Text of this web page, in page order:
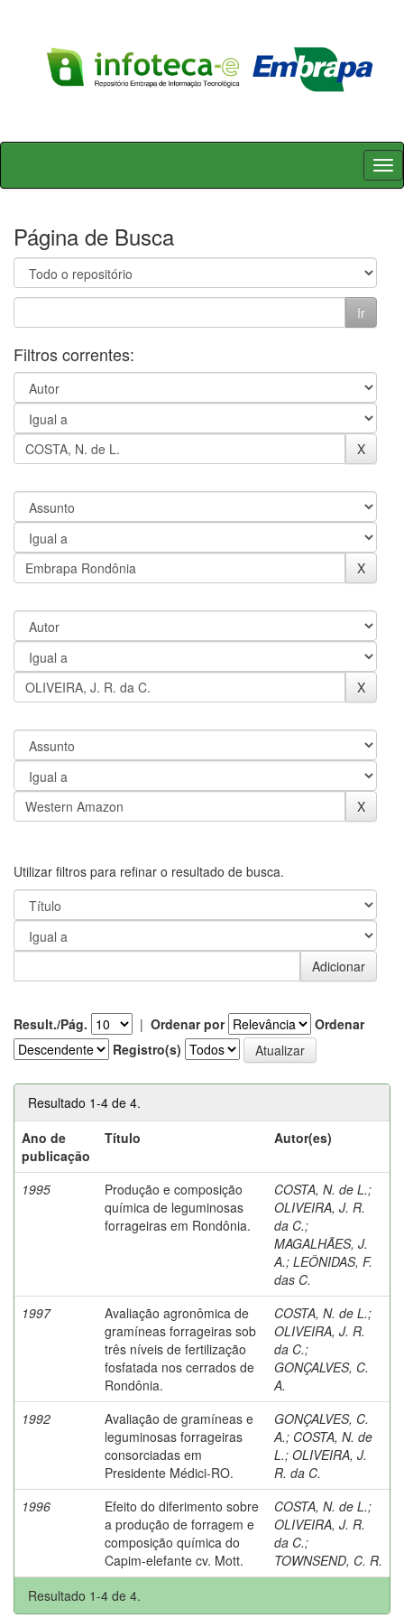
Skip
Página de Busca
Filtros correntes:
Utilizar filtros para refinar o resultado de busca.
Result./Pág. | Ordenar por
Ordenar
Registro(s)
Resultado 1-4 de 4.
Ano de
publicação
Título Autor(es)
1995
Produção e composição
química de leguminosas
forrageiras em Rondônia.
COSTA, N. de L.;
OLIVEIRA, J. R.
da C.;
MAGALHÃES, J.
A.; LEÔNIDAS, F.
das C.
1997
Avaliação agronômica de
gramíneas forrageiras sob
três níveis de fertilização
fosfatada nos cerrados de
Rondônia.
COSTA, N. de L.;
OLIVEIRA, J. R.
da C.;
GONÇALVES, C.
A.
1992
Avaliação de gramíneas e
leguminosas forrageiras
consorciadas em
Presidente Médici-RO.
GONÇALVES, C.
A.; COSTA, N. de
L.; OLIVEIRA, J.
R. da C.
1996
Efeito do diferimento sobre
a produção de forragem e
composição química do
Capim-elefante cv. Mott.
COSTA, N. de L.;
OLIVEIRA, J. R.
da C.;
TOWNSEND, C. R.
Resultado 1-4 de 4.